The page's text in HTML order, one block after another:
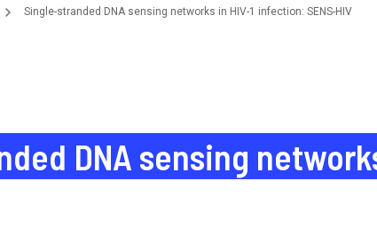
Single-stranded DNA sensing networks in HIV-1 infection: SENS-HIV
DNA sensing